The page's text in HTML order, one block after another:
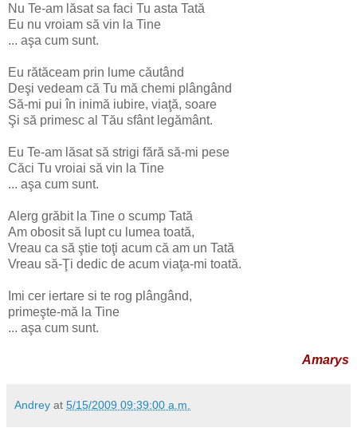
Nu Te-am lăsat sa faci Tu asta Tată
Eu nu vroiam să vin la Tine
... aşa cum sunt.
Eu rătăceam prin lume căutând
Deşi vedeam că Tu mă chemi plângând
Să-mi pui în inimă iubire, viaţă, soare
Şi să primesc al Tău sfânt legământ.
Eu Te-am lăsat să strigi fără să-mi pese
Căci Tu vroiai să vin la Tine
... aşa cum sunt.
Alerg grăbit la Tine o scump Tată
Am obosit să lupt cu lumea toată,
Vreau ca să ştie toţi acum că am un Tată
Vreau să-Ţi dedic de acum viaţa-mi toată.
Imi cer iertare si te rog plângând,
primeşte-mă la Tine
... aşa cum sunt.
Amarys
Andrey at 5/15/2009 09:39:00 a.m.